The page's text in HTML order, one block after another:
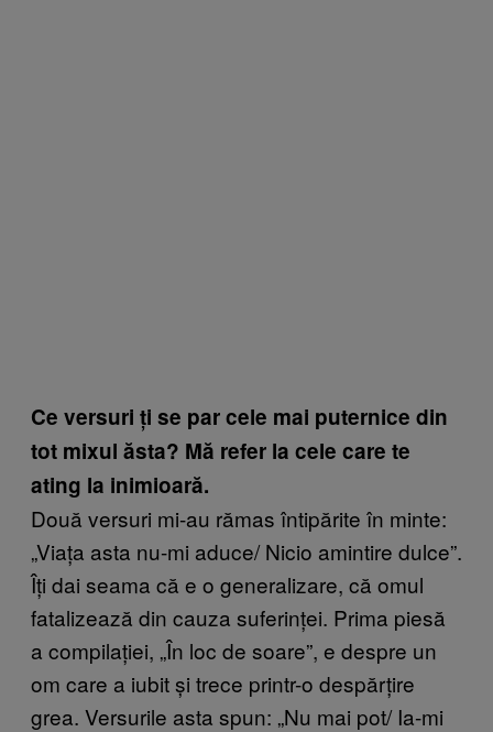
Ce versuri ți se par cele mai puternice din
tot mixul ăsta? Mă refer la cele care te
ating la inimioară.
Două versuri mi-au rămas întipărite în minte:
„Viața asta nu-mi aduce/ Nicio amintire dulce”.
Îți dai seama că e o generalizare, că omul
fatalizează din cauza suferinței. Prima piesă
a compilației, „În loc de soare”, e despre un
om care a iubit și trece printr-o despărțire
grea. Versurile asta spun: „Nu mai pot/ Ia-mi